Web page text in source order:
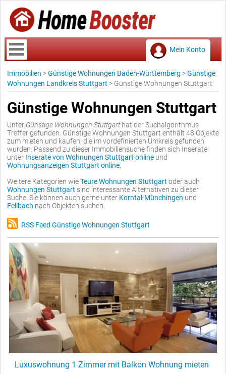
Mein Konto
Immobilien >Günstige Wohnungen Baden-Württemberg >Günstige
Wohnungen Landkreis Stuttgart > Günstige Wohnungen Stuttgart
Günstige Wohnungen Stuttgart
Unter Günstige Wohnungen Stuttgarthat der Suchalgorithmus
Treffer gefunden. Günstige Wohnungen Stuttgart enthält 48 Objekte
zum mieten und kaufen, die im vordefinierten Umkreis gefunden
wurden. Passend zu dieser Immobiliensuche finden sich Inserate
unter Inserate von Wohnungen Stuttgart online und
Wohnungsanzeigen Stuttgart online
Weitere Kategorien wieTeure Wohnungen Stuttgart oder auch
Wohnungen Stuttgart sind interessante Alternativen zu dieser
Suche. Sie können auch gerne unter Korntal-Münchingen und
Fellbach nach Objekten suchen.
RSS Feed Günstige Wohnungen Stuttgart
Luxuswohnung 1 Zimmer mit Balkon Wohnung mieten